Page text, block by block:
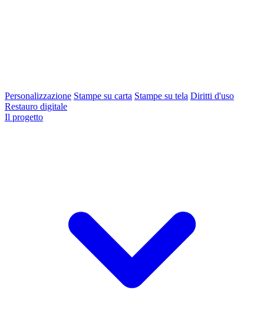
Personalizzazione Stampe su carta Stampe su tela Diritti d'uso
Restauro digitale
Il progetto